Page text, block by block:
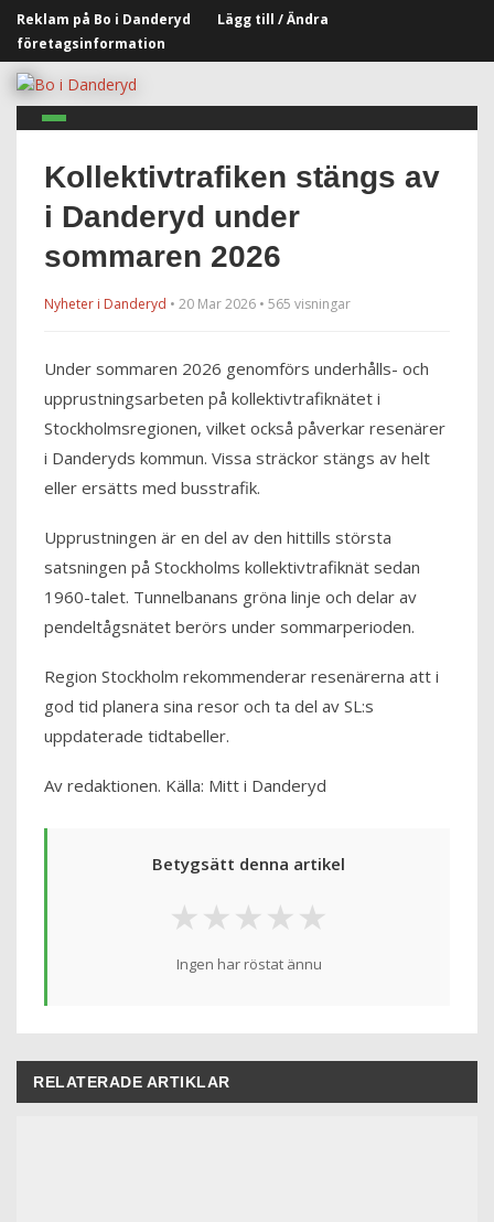
Reklam på Bo i Danderyd
Lägg till / Ändra
företagsinformation
Kollektivtrafiken stängs av
i Danderyd under
sommaren 2026
Nyheter i Danderyd • 20 Mar 2026 • 565 visningar
Under sommaren 2026 genomförs underhålls- och
upprustningsarbeten på kollektivtrafiknätet i
Stockholmsregionen, vilket också påverkar resenärer
i Danderyds kommun. Vissa sträckor stängs av helt
eller ersätts med busstrafik.
Upprustningen är en del av den hittills största
satsningen på Stockholms kollektivtrafiknät sedan
1960-talet. Tunnelbanans gröna linje och delar av
pendeltågsnätet berörs under sommarperioden.
Region Stockholm rekommenderar resenärerna att i
god tid planera sina resor och ta del av SL:s
uppdaterade tidtabeller.
Av redaktionen. Källa: Mitt i Danderyd
Betygsätt denna artikel
★
★
★
★
★
Ingen har röstat ännu
RELATERADE ARTIKLAR